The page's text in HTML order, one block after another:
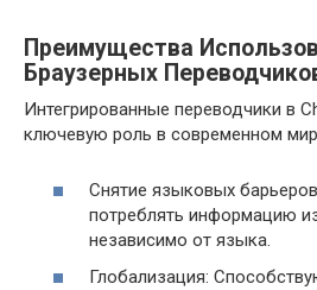
Преимущества
Браузерных
Интегрированные переводчики в
ключевую роль в современном
Снятие языковых
потреблять информацию
независимо от языка.
Глобализация: